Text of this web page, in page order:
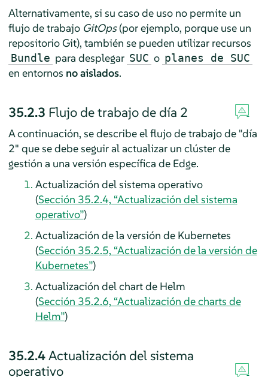
Alternativamente, si su caso de uso no permite un
flujo de trabajo GitOps(por ejemplo, porque use un
repositorio Git), también se pueden utilizar recursos
Bundle para desplegar SUC o planes de SUC
en entornos no aislados.
35.2.3 Flujo de trabajo de día 2
A continuación, se describe el flujo de trabajo de "día
2" que se debe seguir al actualizar un clúster de
gestión a una versión específica de Edge.
Actualización del sistema operativo
(Sección 35.2.4, “Actualización del sistema
operativo”)
Actualización de la versión de Kubernetes
(Sección 35.2.5, “Actualización de la versión de
Kubernetes”)
Actualización del chart de Helm
(Sección 35.2.6, “Actualización de charts de
Helm”)
35.2.4Actualización del sistema
operativo